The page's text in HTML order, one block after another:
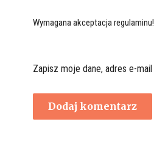
Wymagana akceptacja regulaminu!
Zapisz moje dane, adres e-